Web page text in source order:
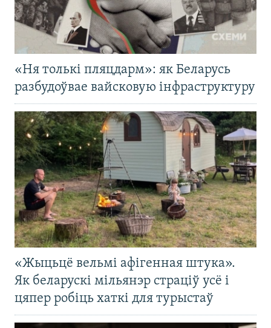
«Ня толькі пляцдарм»: як Беларусь
разбудоўвае вайсковую інфраструктуру
«Жыцьцё вельмі афігенная штука».
Як беларускі мільянэр страціў усё і
цяпер робіць хаткі для турыстаў